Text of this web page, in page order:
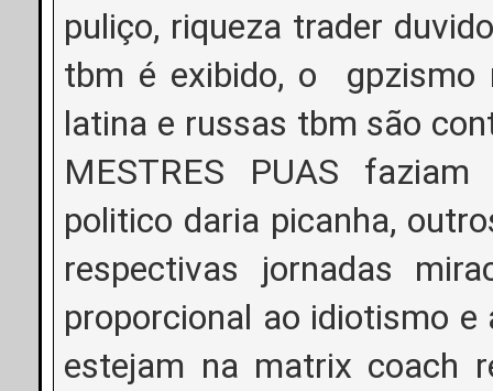
puliço, riqueza trader
tbm é exibido, o gpzismo
latina e russas tbm são
MESTRES PUAS
politico daria picanha,
respectivas jornadas
proporcional ao idiotismo
estejam na matrix coach